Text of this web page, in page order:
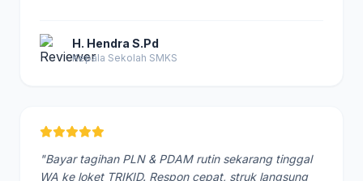
H. Hendra S.Pd
Kepala Sekolah SMKS
"Bayar tagihan PLN & PDAM rutin sekarang tinggal
WA ke loket TRIKID. Respon cepat, struk langsung